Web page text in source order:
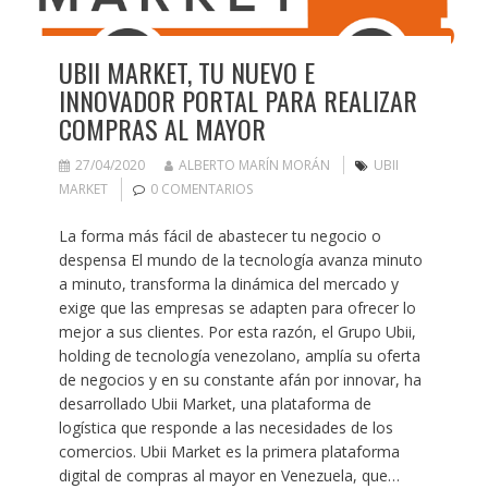
UBII MARKET, TU NUEVO E
INNOVADOR PORTAL PARA REALIZAR
COMPRAS AL MAYOR
27/04/2020 ALBERTO MARÍN MORÁN
UBII
MARKET
0 COMENTARIOS
La forma más fácil de abastecer tu negocio o
despensa El mundo de la tecnología avanza minuto
a minuto, transforma la dinámica del mercado y
exige que las empresas se adapten para ofrecer lo
mejor a sus clientes. Por esta razón, el Grupo Ubii,
holding de tecnología venezolano, amplía su oferta
de negocios y en su constante afán por innovar, ha
desarrollado Ubii Market, una plataforma de
logística que responde a las necesidades de los
comercios. Ubii Market es la primera plataforma
digital de compras al mayor en Venezuela, que…